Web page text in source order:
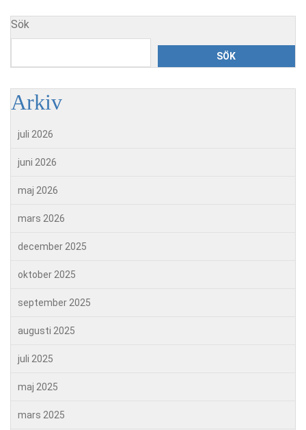
Sök
SÖK
Arkiv
juli 2026
juni 2026
maj 2026
mars 2026
december 2025
oktober 2025
september 2025
augusti 2025
juli 2025
maj 2025
mars 2025